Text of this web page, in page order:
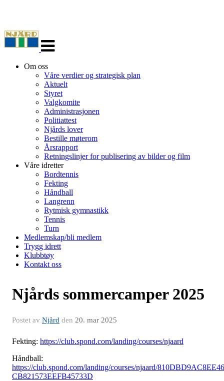
navigasjon
Om oss
Våre verdier og strategisk plan
Aktuelt
Styret
Valgkomite
Administrasjonen
Politiattest
Njårds lover
Bestille møterom
Årsrapport
Retningslinjer for publisering av bilder og film
Våre idretter
Bordtennis
Fekting
Håndball
Langrenn
Rytmisk gymnastikk
Tennis
Turn
Medlemskap/bli medlem
Trygg idrett
Klubbtøy
Kontakt oss
Njårds sommercamper 2025
Postet av Njård den 20. mar 2025
Fekting: https://club.spond.com/landing/courses/njaard
Håndball:
https://club.spond.com/landing/courses/njaard/810DBD9AC8EE46
CB821573EEFB45733D